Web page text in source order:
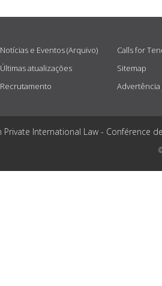
Notícias e Eventos (Arquivo)
Últimas atualizações
Recrutamento
Calls for
Sitemap
Private International Law - Conférence